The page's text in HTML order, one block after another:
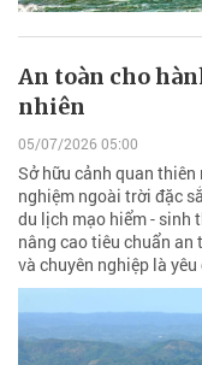
An toàn cho
nhiên
05/07/2026 05:00
Sở hữu cảnh quan
nghiệm ngoài trời đặc
du lịch mạo hiểm - sinh
nâng cao tiêu chuẩn an
và chuyên nghiệp là